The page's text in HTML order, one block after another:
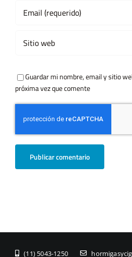
Guardar mi nombre, email y sitio
próxima vez que comente
(11) ­5043-1250